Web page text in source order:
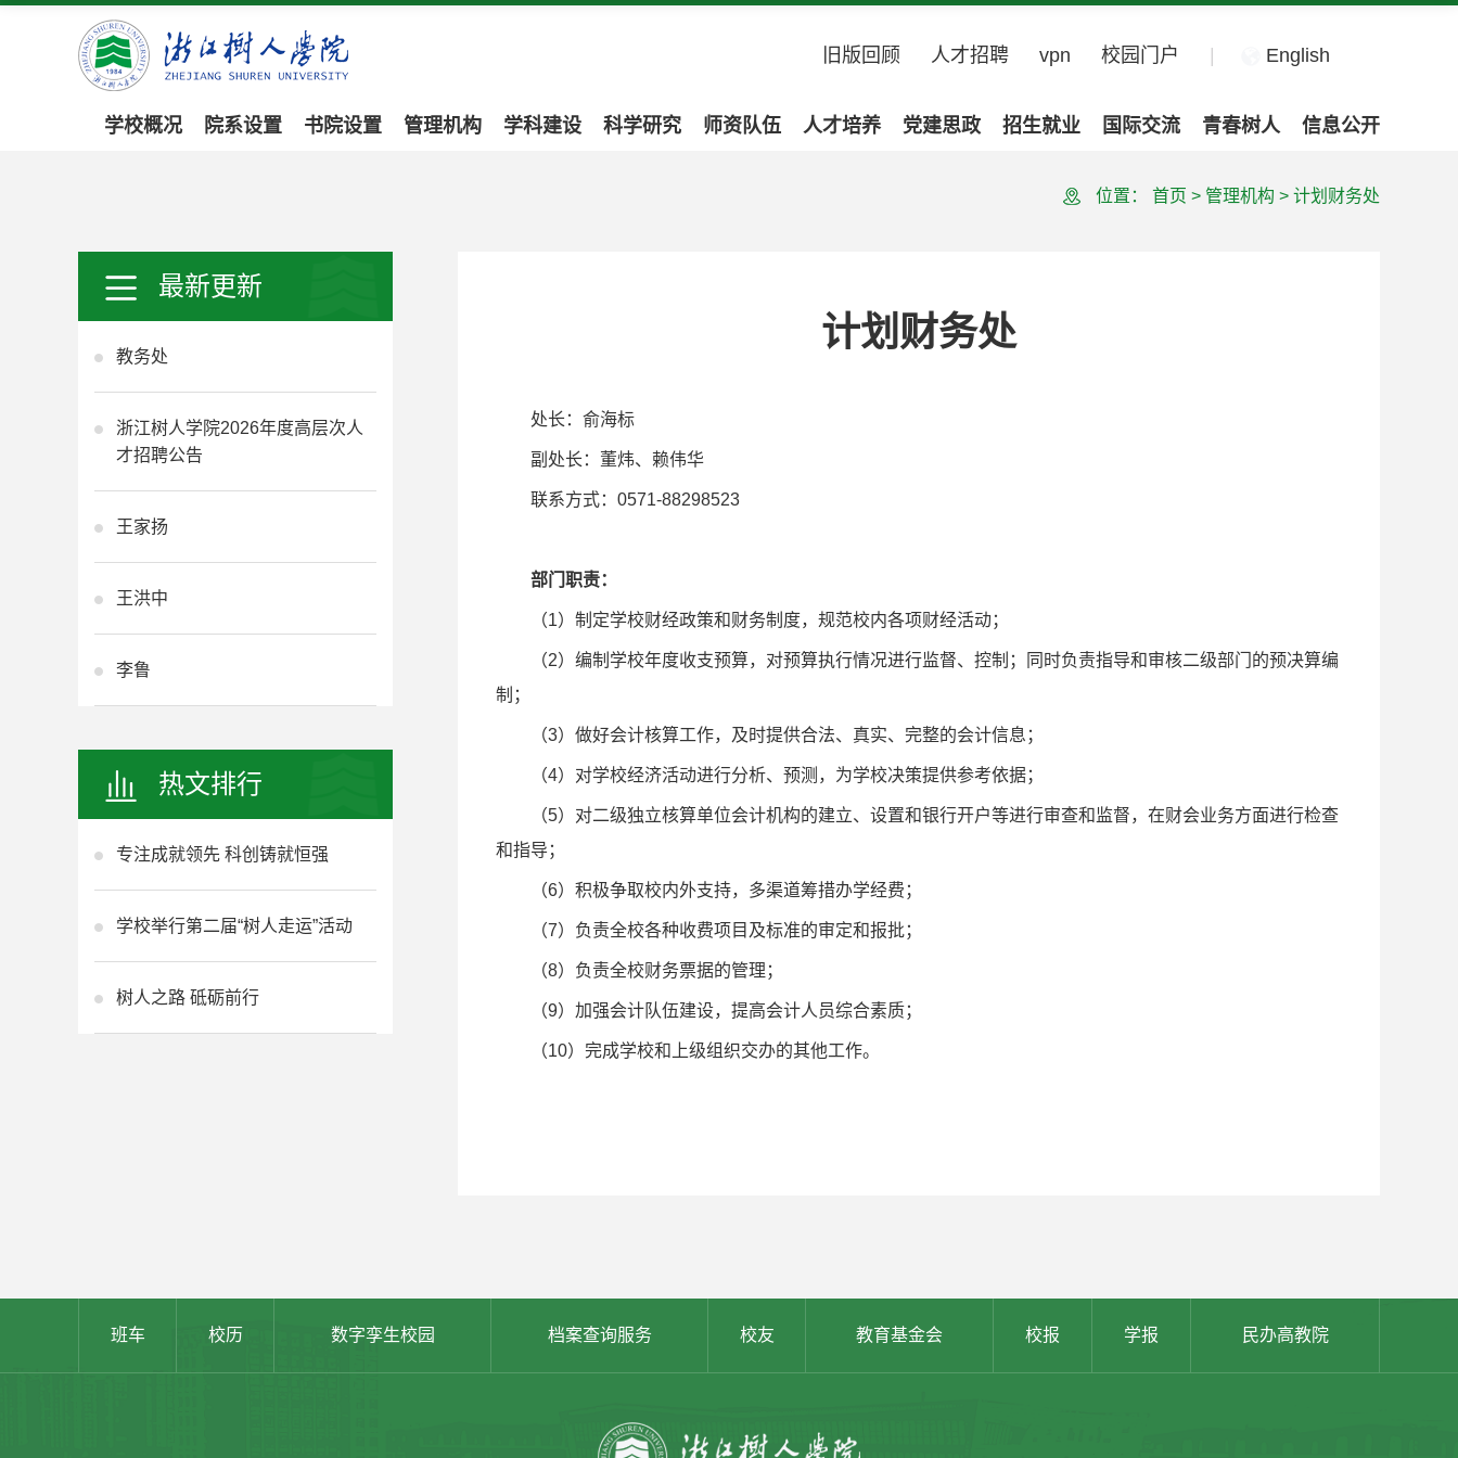
旧版回顾 人才招聘 vpn 校园门户 English
学校概况 院系设置 书院设置 管理机构 学科建设 科学研究 师资队伍 人才培养 党建思政 招生就业 国际交流 青春树人 信息公开
位置： 首页 > 管理机构 > 计划财务处
计划财务处
处长：俞海标
副处长：董炜、赖伟华
联系方式：0571-88298523
部门职责：
（1）制定学校财经政策和财务制度，规范校内各项财经活动；
（2）编制学校年度收支预算，对预算执行情况进行监督、控制；同时负责指导和审核二级部门的预决算编
制；
（3）做好会计核算工作，及时提供合法、真实、完整的会计信息；
（4）对学校经济活动进行分析、预测，为学校决策提供参考依据；
（5）对二级独立核算单位会计机构的建立、设置和银行开户等进行审查和监督，在财会业务方面进行检查
和指导；
（6）积极争取校内外支持，多渠道筹措办学经费；
（7）负责全校各种收费项目及标准的审定和报批；
（8）负责全校财务票据的管理；
（9）加强会计队伍建设，提高会计人员综合素质；
（10）完成学校和上级组织交办的其他工作。
最新更新
教务处
浙江树人学院2026年度高层次人
才招聘公告
王家扬
王洪中
李鲁
热文排行
专注成就领先 科创铸就恒强
学校举行第二届“树人走运”活动
树人之路 砥砺前行
班车 校历 数字孪生校园 档案查询服务 校友 教育基金会 校报 学报 民办高教院